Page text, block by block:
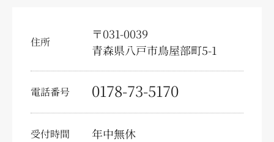
住所
〒031-0039
青森県八戸市鳥屋部町5-1
電話番号 0178-73-5170
受付時間 年中無休
テレビコマーシャル
事前相談予約